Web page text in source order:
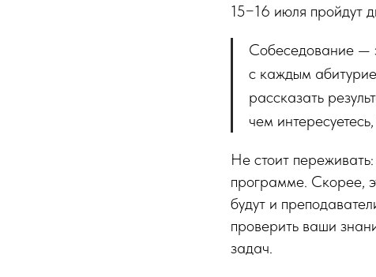
15−16 июля пройдут
Собеседование —
с каждым
рассказать
чем
Не стоит
программе. Скорее,
будут и
проверить ваши
задач.